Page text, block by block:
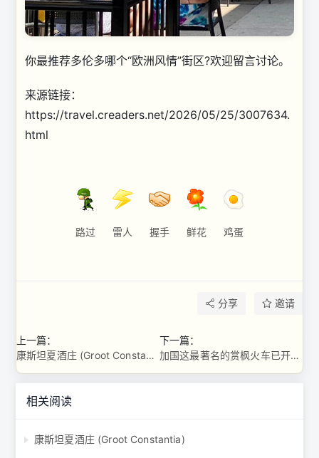
你最推荐多伦多哪个“欧洲风情”街区?欢迎留言讨论。
来源链接：
https://travel.creaders.net/2026/05/25/3007634.
html
路过 雷人 握手 鲜花 鸡蛋
分享 邀请
上一篇：
康斯坦夏酒庄 (Groot Constantia)
下一篇：
加国这最著名的赏枫火车已开始售票 非常热门
相关阅读
康斯坦夏酒庄 (Groot Constantia)